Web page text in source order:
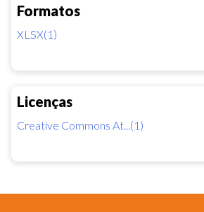
Formatos
XLSX(1)
Licenças
Creative Commons At...(1)